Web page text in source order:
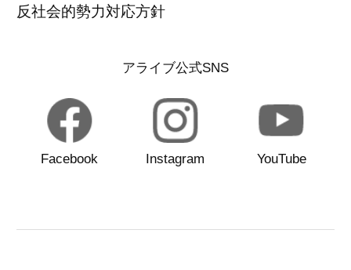
反社会的勢力対応方針
アライブ公式SNS
Facebook Instagram YouTube